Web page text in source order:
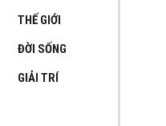
THẾ GIỚI
ĐỜI SỐNG
GIẢI TRÍ